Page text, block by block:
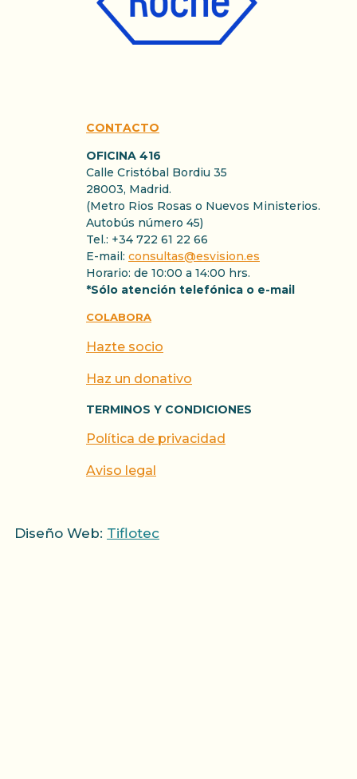
CONTACTO
OFICINA 416
Calle Cristóbal Bordiu 35
28003, Madrid.
(Metro Rios Rosas o Nuevos Ministerios.
Autobús número 45)
Tel.: +34 722 61 22 66
E-mail: consultas@esvision.es
Horario: de 10:00 a 14:00 hrs.
*Sólo atención telefónica o e-mail
COLABORA
Hazte socio
Haz un donativo
TERMINOS Y CONDICIONES
Política de privacidad
Aviso legal
Diseño Web: Tiflotec